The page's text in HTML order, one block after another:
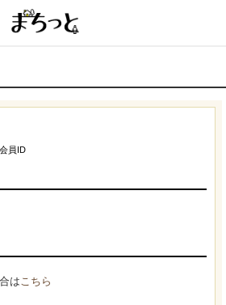
員ID
はこちら